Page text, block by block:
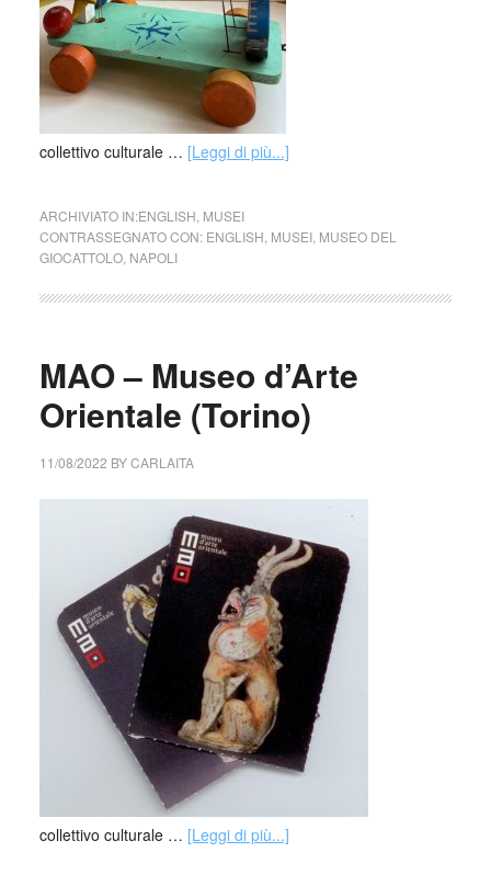
collettivo culturale … [Leggi di più...]
ARCHIVIATO IN:ENGLISH MUSEI
CONTRASSEGNATO CON: ENGLISH MUSEI, MUSEO DEL
GIOCATTOLO, NAPOLI
MAO – Museo d’Arte
Orientale (Torino)
11/08/2022 BYCARLAITA
collettivo culturale … [Leggi di più...]